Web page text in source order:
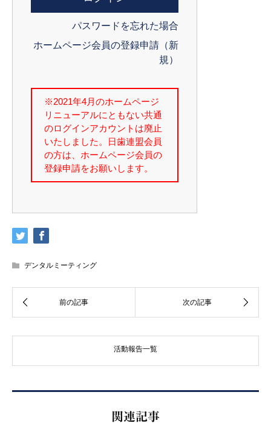
パスワードを忘れた場合
ホームページ会員の登録申請（新
規）
デンタルミーティング
活動報告一覧
関連記事